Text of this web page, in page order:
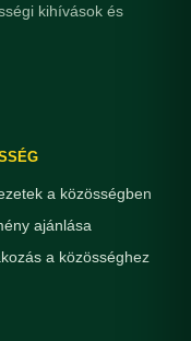
kihívások és
a közösségben
ajánlása
a közösséghez